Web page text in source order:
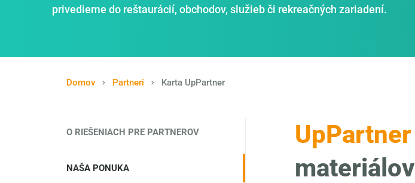
privedieme do reštaurácií, obchodov, služieb či rekreačných zariadení.
Domov Partneri Karta UpPartner
O RIEŠENIACH PRE PARTNEROV
NAŠA PONUKA
UpPartner
materiálov